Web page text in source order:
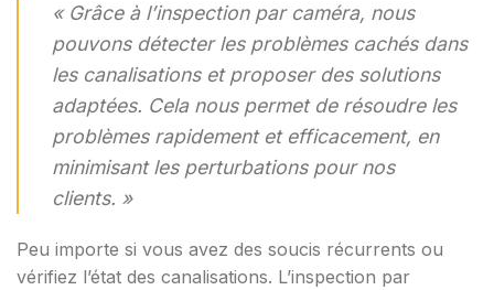
« Grâce à l’inspection par caméra, nous
pouvons détecter les problèmes cachés dans
les canalisations et proposer des solutions
adaptées. Cela nous permet de résoudre les
problèmes rapidement et efficacement, en
minimisant les perturbations pour nos
clients. »
Peu importe si vous avez des soucis récurrents ou
vérifiez l’état des canalisations. L’inspection par